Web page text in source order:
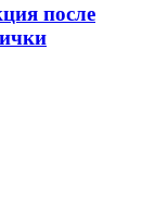
после